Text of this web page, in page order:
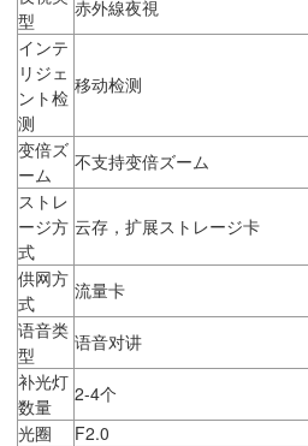
型
赤外線夜視
インテ
リジェ
ント检
测
移动检测
变倍ズ
ーム
不支持变倍ズーム
ストレ
ージ方
式
云存，扩展ストレージ卡
供网方
式
流量卡
语音类
型
语音对讲
补光灯
数量
2-4个
光圈
F2.0